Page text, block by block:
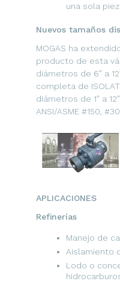
una sola
Nuevos tamaños
MOGAS ha
producto de esta
diámetros de 6” a
completa de
diámetros de 1” a
ANSI/ASME #150,
APLICACIONES
Refinerías
Manejo de
Aislamiento
Lodo o